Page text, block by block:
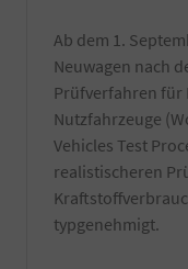
Ab dem 1.
Neuwagen nach
Prüfverfahren für
Nutzfahrzeuge
Vehicles Test
realistischeren
typgenehmigt.